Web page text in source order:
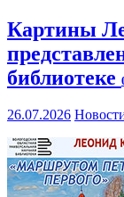
Картины
библиотеке
26.07.2026